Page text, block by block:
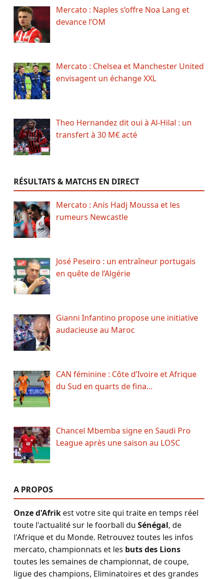
Mercato : Naples s’offre Noa Lang et
devance l’OM
Mercato : Chelsea et Manchester United
envisagent un échange XXL
Theo Hernandez dit oui à Al-Hilal : un
transfert à 30 M€ acté
RÉSULTATS & MATCHS EN DIRECT
Mercato : Anis Hadj Moussa et les
rumeurs Newcastle
José Peseiro : un entraîneur portugais
en quête de l’Algérie
Gianni Infantino propose une initiative
audacieuse au Maroc
CAN féminine : Côte d’Ivoire et Afrique
du Sud en quarts de fina…
Chancel Mbemba signe en Saudi Pro
League après une saison au LOSC
A PROPOS
Onze d'Afrikest votre site qui traite en temps réel
toute l'actualité sur le foorball du Sénégal, de
l'Afrique et du Monde. Retrouvez toutes les infos
mercato, championnats et les buts des Lions
toutes les semaines de championnat, de coupe,
ligue des champions, Eliminatoires et des grandes